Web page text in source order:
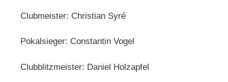
Clubmeister: Christian Syré
Pokalsieger: Constantin Vogel
Clubblitzmeister: Daniel Holzapfel